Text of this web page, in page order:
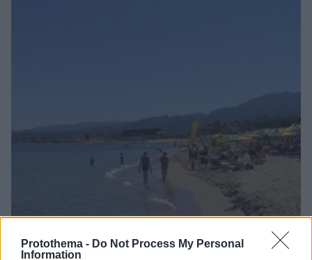
Protothema - Do Not Process My Personal
Information